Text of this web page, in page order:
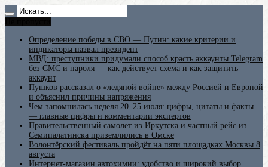
Определение победы в СВО — Путин: какие критерии и
индикаторы назвал президент
МВД: преступники придумали способ красть аккаунты Telegram
без СМС и пароля — как действует схема и как защитить
аккаунт
Пушков рассказал о «ледяной войне» между Россией и Европой
и объяснил причины напряжения
Чем запомнилась неделя 20–25 июля: цифры, цитаты и факты
— главные цифры и комментарии экспертов
Правительственный самолет из Иркутска и частный рейс из
Семипалатинска приземлились в Омске
Волонтёрский фестиваль пройдёт на пяти площадках Москвы 8
августа
Интернет-магазин автохимии: удобство и широкий выбор